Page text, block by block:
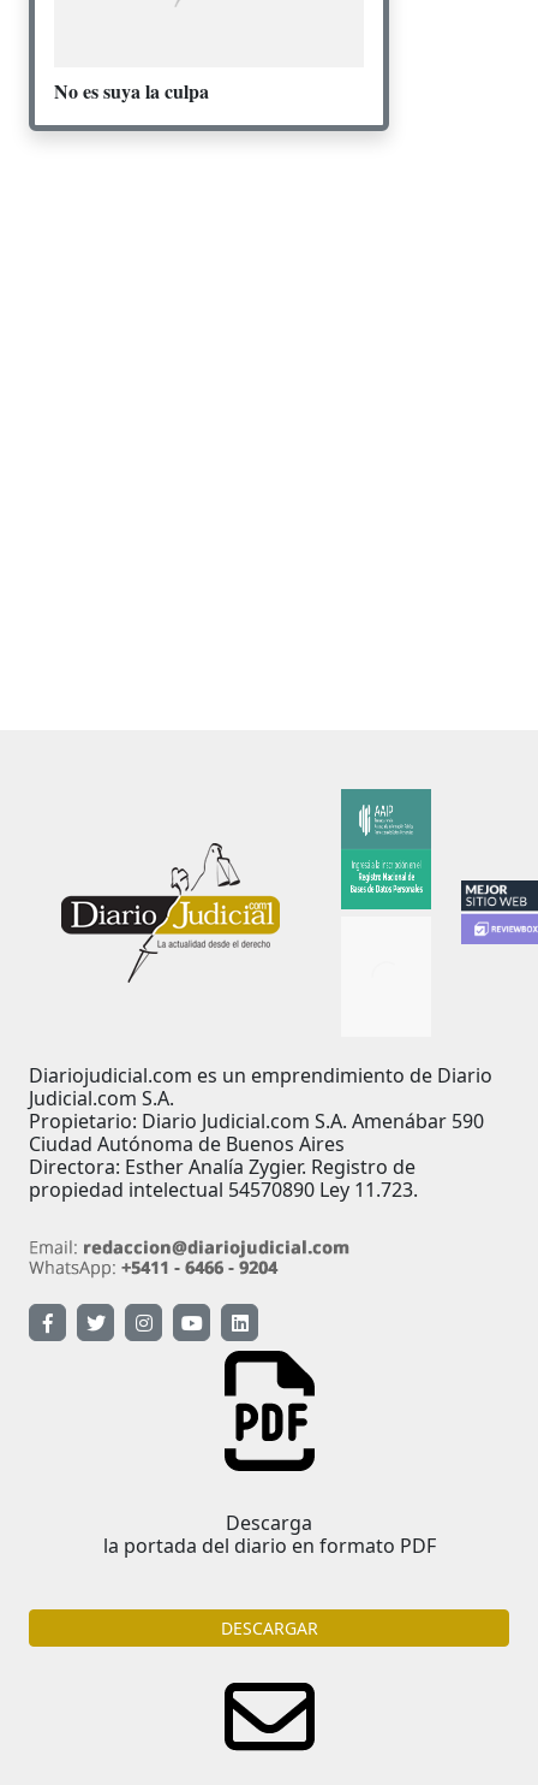
No es suya la culpa
Diariojudicial.com es un emprendimiento de Diario
Judicial.com S.A.
Propietario: Diario Judicial.com S.A. Amenábar 590
Ciudad Autónoma de Buenos Aires
Directora: Esther Analía Zygier. Registro de
propiedad intelectual 54570890 Ley 11.723.
Descarga
la portada del diario en formato PDF
DESCARGAR